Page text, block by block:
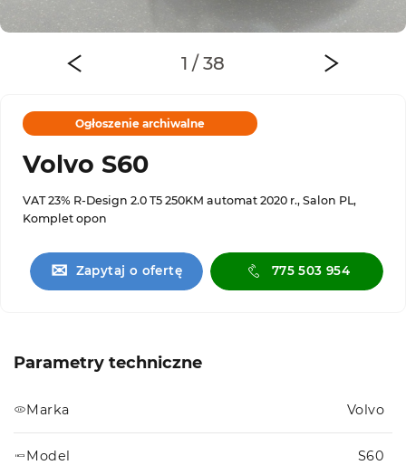
Ogłoszenie archiwalne
Volvo S60
VAT 23% R-Design 2.0 T5 250KM automat 2020 r., Salon PL,
Komplet opon
✉ Zapytaj o ofertę 775 503 954
Parametry techniczne
Marka Volvo
Model S60